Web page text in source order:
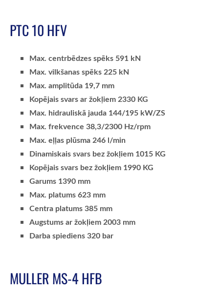
PTC 10 HFV
Max. centrbēdzes spēks 591 kN
Max. vilkšanas spēks 225 kN
Max. amplitūda 19,7 mm
Kopējais svars ar žokļiem 2330 KG
Max. hidrauliskā jauda 144/195 kW/ZS
Max. frekvence 38,3/2300 Hz/rpm
Max. eļļas plūsma 246 l/min
Dinamiskais svars bez žokļiem 1015 KG
Kopējais svars bez žokļiem 1990 KG
Garums 1390 mm
Max. platums 623 mm
Centra platums 385 mm
Augstums ar žokļiem 2003 mm
Darba spiediens 320 bar
MULLER MS-4 HFB